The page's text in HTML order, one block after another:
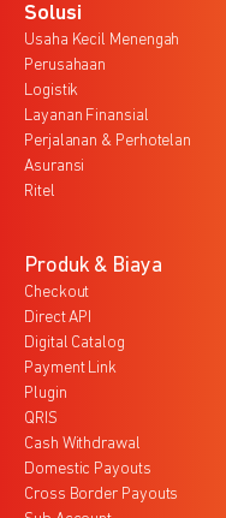
Solusi
Usaha Kecil Menengah
Perusahaan
Logistik
Layanan Finansial
Perjalanan & Perhotelan
Asuransi
Ritel
Produk & Biaya
Checkout
Direct API
Digital Catalog
Payment Link
Plugin
QRIS
Cash Withdrawal
Domestic Payouts
Cross Border Payouts